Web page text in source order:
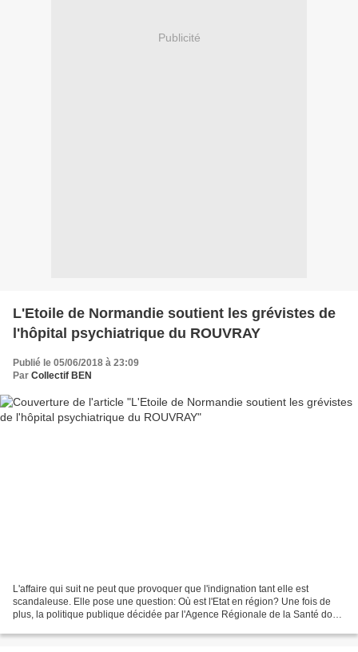
Publicité
L'Etoile de Normandie soutient les grévistes de
l'hôpital psychiatrique du ROUVRAY
Publié le 05/06/2018 à 23:09
Par Collectif BEN
L'affaire qui suit ne peut que provoquer que l'indignation tant elle est
scandaleuse. Elle pose une question: Où est l'Etat en région? Une fois de
plus, la politique publique décidée par l'Agence Régionale de la Santé dont